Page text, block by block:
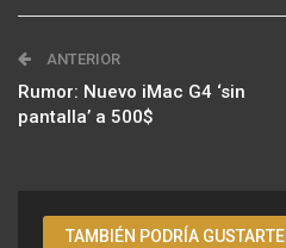
ANTERIOR
Rumor: Nuevo iMac G4 ‘sin
pantalla’ a 500$
TAMBIÉN PODRÍA GUSTARTE